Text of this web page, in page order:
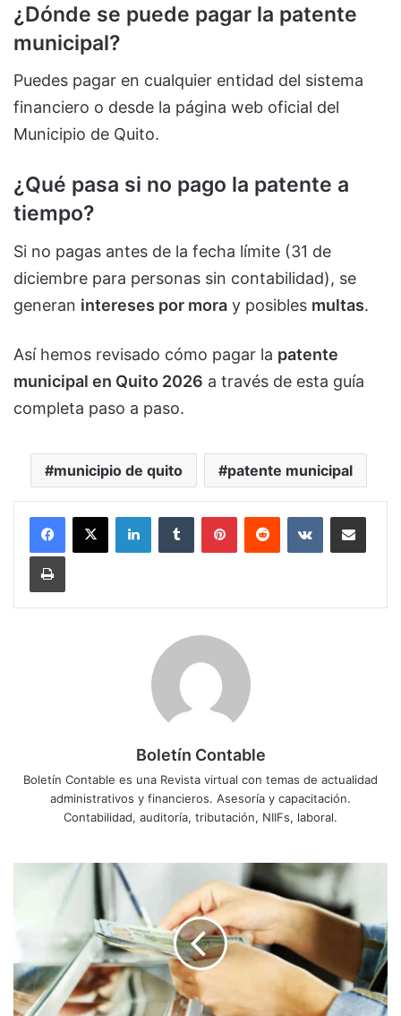
¿Dónde se puede pagar la patente
municipal?
Puedes pagar en cualquier entidad del sistema
financiero o desde la página web oficial del
Municipio de Quito.
¿Qué pasa si no pago la patente a
tiempo?
Si no pagas antes de la fecha límite (31 de
diciembre para personas sin contabilidad), se
generan intereses por mora y posibles multas.
Así hemos revisado cómo pagar la patente
municipal en Quito 2026 a través de esta guía
completa paso a paso.
municipio de quito patente municipal
LinkedInTumblr PinterestReddit VKontakteCompartir por
Imprimir
Boletín Contable
Boletín Contable es una Revista virtual con temas de actualidad
administrativos y financieros. Asesoría y capacitación.
Contabilidad, auditoría, tributación, NIIFs, laboral.
patrimonio
en
Ecuador